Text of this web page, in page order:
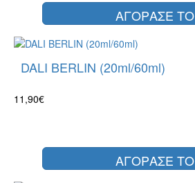
ΑΓΟΡΑΣΕ ΤΟ
DALI BERLIN (20ml/60ml)
11,90€
ΑΓΟΡΑΣΕ ΤΟ